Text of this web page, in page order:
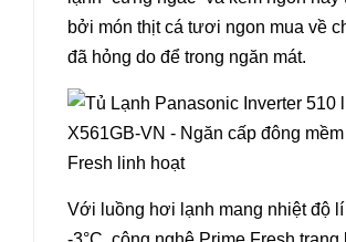
bởi món thịt cá tươi ngon mua về
đã hỏng do để trong ngăn mát.
Với luồng hơi lạnh mang nhiệt độ